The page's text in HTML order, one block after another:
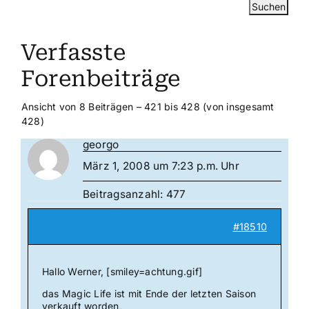
Verfasste
Forenbeiträge
Ansicht von 8 Beiträgen – 421 bis 428 (von insgesamt
428)
georgo
März 1, 2008 um 7:23 p.m. Uhr
Beitragsanzahl: 477
#18510
Hallo Werner, [smiley=achtung.gif]
das Magic Life ist mit Ende der letzten Saison
verkauft worden,